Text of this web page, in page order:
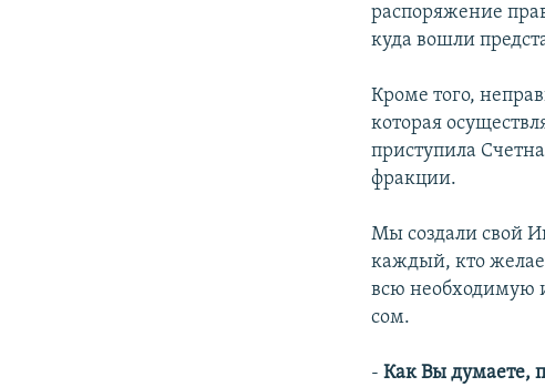
распоряжение
куда вошли
Кроме того,
которая
приступила
фракции.
Мы создали свой
каждый, кто
всю необходимую
сом.
- Как Вы думаете,